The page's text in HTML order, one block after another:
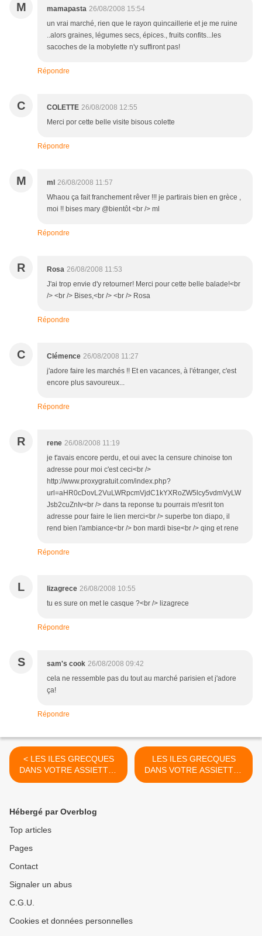
M mamapasta 26/08/2008 15:54
un vrai marché, rien que le rayon quincaillerie et je me ruine
..alors graines, légumes secs, épices., fruits confits...les
sacoches de la mobylette n'y suffiront pas!
Répondre
C COLETTE 26/08/2008 12:55
Merci por cette belle visite bisous colette
Répondre
M ml 26/08/2008 11:57
Whaou ça fait franchement rêver !!! je partirais bien en grèce ,
moi !! bises mary @bientôt <br /> ml
Répondre
R Rosa 26/08/2008 11:53
J'ai trop envie d'y retourner! Merci pour cette belle balade!<br
/> <br /> Bises,<br /> <br /> Rosa
Répondre
C Clémence 26/08/2008 11:27
j'adore faire les marchés !! Et en vacances, à l'étranger, c'est
encore plus savoureux...
Répondre
R rene 26/08/2008 11:19
je t'avais encore perdu, et oui avec la censure chinoise ton
adresse pour moi c'est ceci<br />
http://www.proxygratuit.com/index.php?
url=aHR0cDovL2VuLWRpcmVjdC1kYXRoZW5lcy5vdmVyLW
Jsb2cuZnIv<br /> dans ta reponse tu pourrais m'esrit ton
adresse pour faire le lien merci<br /> superbe ton diapo, il
rend bien l'ambiance<br /> bon mardi bise<br /> qing et rene
Répondre
L lizagrece 26/08/2008 10:55
tu es sure on met le casque ?<br /> lizagrece
Répondre
S sam's cook 26/08/2008 09:42
cela ne ressemble pas du tout au marché parisien et j'adore
ça!
Répondre
< LES ILES GRECQUES
DANS VOTRE ASSIETTE :
Petite crème au mastic
LES ILES GRECQUES
DANS VOTRE ASSIETTE :
Le sofrito de Corfou >
Hébergé par Overblog
Top articles
Pages
Contact
Signaler un abus
C.G.U.
Cookies et données personnelles